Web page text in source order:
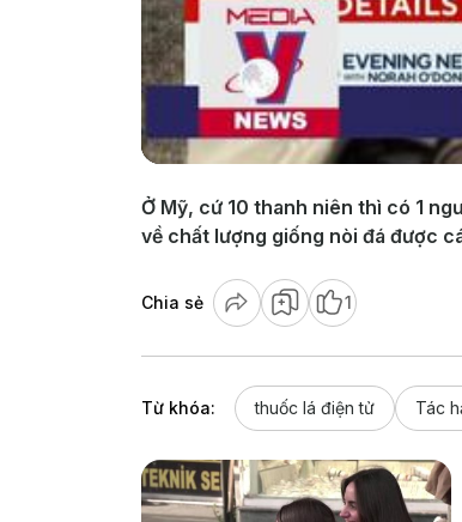
Ở Mỹ, cứ 10 thanh niên thì có 1
về chất lượng giống nòi đá được
Chia sẻ 1
Từ khóa: thuốc lá điện tử Tác